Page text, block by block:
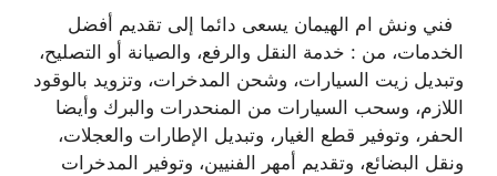
فني ونش ام الهيمان يسعى دائما إلى تقديم أفضل
الخدمات، من : خدمة النقل والرفع، والصيانة أو التصليح،
وتبديل زيت السيارات، وشحن المدخرات، وتزويد بالوقود
اللازم، وسحب السيارات من المنحدرات والبرك وأيضا
الحفر، وتوفير قطع الغيار، وتبديل الإطارات والعجلات،
ونقل البضائع، وتقديم أمهر الفنيين، وتوفير المدخرات